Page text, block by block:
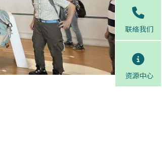
联络我们
资源中心